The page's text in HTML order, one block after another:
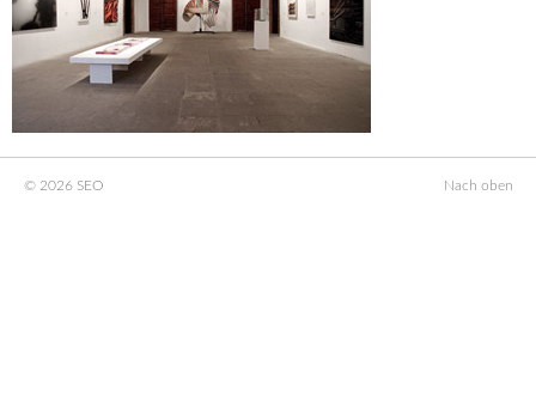
© 2026 SEO Nach oben